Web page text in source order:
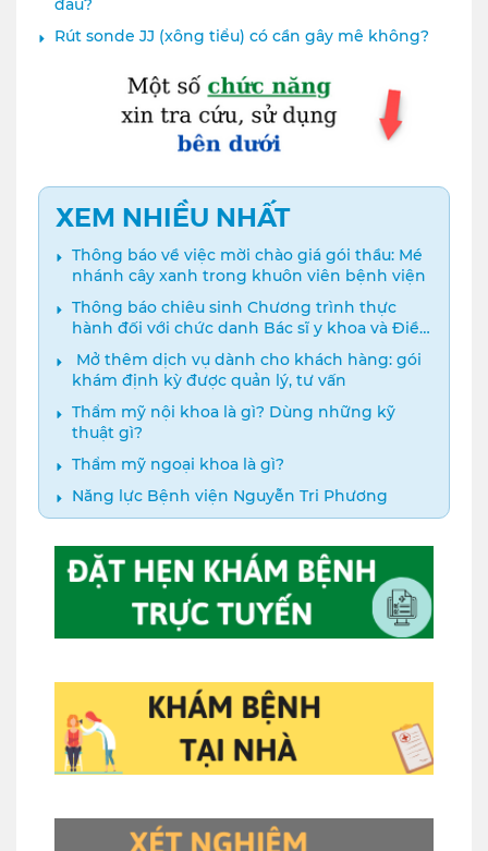
đâu?
Rút sonde JJ (xông tiểu) có cần gây mê không?
XEM NHIỀU NHẤT
Thông báo về việc mời chào giá gói thầu: Mé
nhánh cây xanh trong khuôn viên bệnh viện
Thông báo chiêu sinh Chương trình thực
hành đối với chức danh Bác sĩ y khoa và Điều
dưỡng năm 2024
️ Mở thêm dịch vụ dành cho khách hàng: gói
khám định kỳ được quản lý, tư vấn
Thẩm mỹ nội khoa là gì? Dùng những kỹ
thuật gì?
Thẩm mỹ ngoại khoa là gì?
Năng lực Bệnh viện Nguyễn Tri Phương